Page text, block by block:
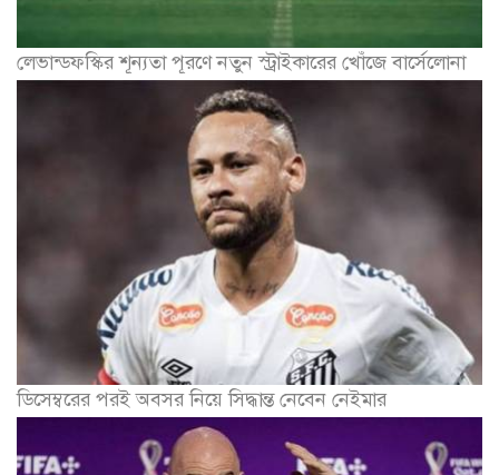
লেভান্ডফস্কির শূন্যতা পূরণে নতুন স্ট্রাইকারের খোঁজে বার্সেলোনা
ডিসেম্বরের পরই অবসর নিয়ে সিদ্ধান্ত নেবেন নেইমার